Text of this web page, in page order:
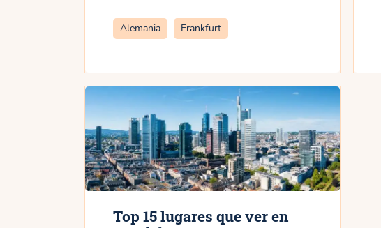
Categorías
Alemania Frankfurt
Top 15 lugares que ver en